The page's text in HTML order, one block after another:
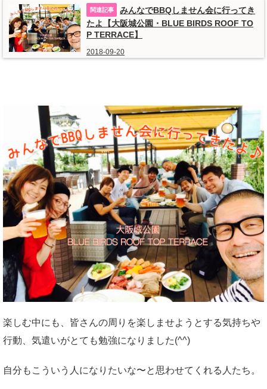
みんなでBBQしません会に行ってき
たよ【大阪城公園・BLUE BIRDS ROOF TO
P TERRACE】
2018-09-20
楽しむ中にも、皆さんの周りを楽しませようとする気持ちや
行動、気遣いがとても勉強になりました(^^)
自分もこういう人になりたいな〜と思わせてくれる人たち。